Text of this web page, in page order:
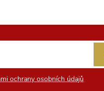
ochrany osobních údajů